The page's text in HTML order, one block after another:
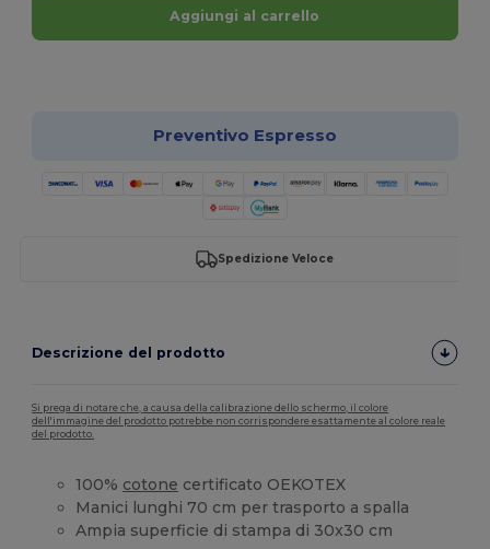
Aggiungi al carrello
Preventivo Espresso
Spedizione Veloce
Descrizione del prodotto
Si prega di notare che, a causa della calibrazione dello schermo, il colore
dell'immagine del prodotto potrebbe non corrispondere esattamente al colore reale
del prodotto.
100% cotone certificato OEKOTEX
Manici lunghi 70 cm per trasporto a spalla
Ampia superficie di stampa di 30x30 cm